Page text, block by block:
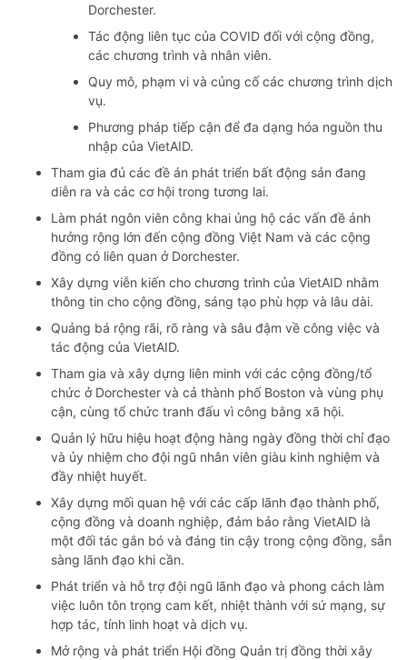
Dorchester.
Tác động liên tục của COVID đối với cộng đồng,
các chương trình và nhân viên.
Quy mô, phạm vi và củng cố các chương trình dịch
vụ.
Phương pháp tiếp cận để đa dạng hóa nguồn thu
nhập của VietAID.
Tham gia đủ các đề án ​​phát triển bất động sản đang
diễn ra và các cơ hội trong tương lai.
Làm phát ngôn viên công khai ủng hộ các vấn đề ảnh
hưởng rộng lớn đến cộng đồng Việt Nam và các cộng
đồng có liên quan ở Dorchester.
Xây dựng viễn kiến cho chương trình của VietAID nhằm
thông tin cho cộng đồng, sáng tạo phù hợp và lâu dài.
Quảng bá rộng rãi, rõ ràng và sâu đậm về công việc và
tác động của VietAID.
Tham gia và xây dựng liên minh với các cộng đồng/tổ
chức ở Dorchester và cả thành phố Boston và vùng phụ
cận, cùng tổ chức tranh đấu vì công bằng xã hội.
Quản lý hữu hiệu hoạt động hàng ngày đồng thời chỉ đạo
và ủy nhiệm cho đội ngũ nhân viên giàu kinh nghiệm và
đầy nhiệt huyết.
Xây dựng mối quan hệ với các cấp lãnh đạo thành phố,
cộng đồng và doanh nghiệp, đảm bảo rằng VietAID là
một đối tác gắn bó và đáng tin cậy trong cộng đồng, sẵn
sàng lãnh đạo khi cần.
Phát triển và hỗ trợ đội ngũ lãnh đạo và phong cách làm
việc luôn tôn trọng cam kết, nhiệt thành với sứ mạng, sự
hợp tác, tính linh hoạt và dịch vụ.
Mở rộng và phát triển Hội đồng Quản trị đồng thời xây